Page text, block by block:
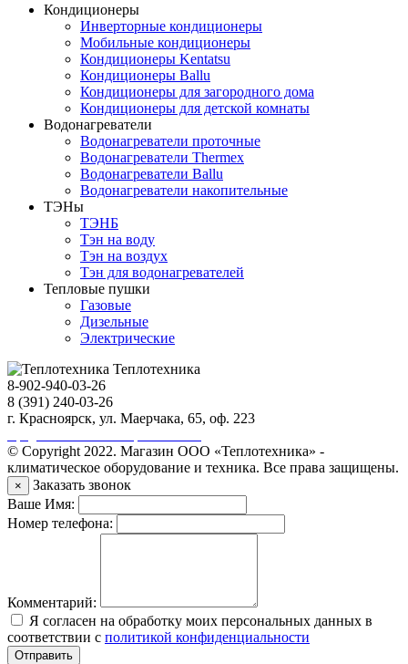
Кондиционеры
Инверторные кондиционеры
Мобильные кондиционеры
Кондиционеры Kentatsu
Кондиционеры Ballu
Кондиционеры для загородного дома
Кондиционеры для детской комнаты
Водонагреватели
Водонагреватели проточные
Водонагреватели Thermex
Водонагреватели Ballu
Водонагреватели накопительные
ТЭНы
ТЭНБ
Тэн на воду
Тэн на воздух
Тэн для водонагревателей
Тепловые пушки
Газовые
Дизельные
Электрические
Теплотехника
8-902-940-03-26
8 (391) 240-03-26
г. Красноярск, ул. Маерчака, 65, оф. 223
© Copyright 2022. Магазин ООО «Теплотехника» -
климатическое оборудование и техника. Все права защищены.
×
Заказать звонок
Ваше Имя:
Номер телефона:
Комментарий:
Я согласен на обработку моих персональных данных в
соответствии с политикой конфиденциальности
Отправить